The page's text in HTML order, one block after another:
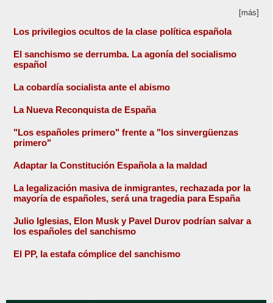
[más]
Los privilegios ocultos de la clase política española
El sanchismo se derrumba. La agonía del socialismo
español
La cobardía socialista ante el abismo
La Nueva Reconquista de España
"Los españoles primero" frente a "los sinvergüenzas
primero"
Adaptar la Constitución Española a la maldad
La legalización masiva de inmigrantes, rechazada por la
mayoría de españoles, será una tragedia para España
Julio Iglesias, Elon Musk y Pavel Durov podrían salvar a
los españoles del sanchismo
El PP, la estafa cómplice del sanchismo